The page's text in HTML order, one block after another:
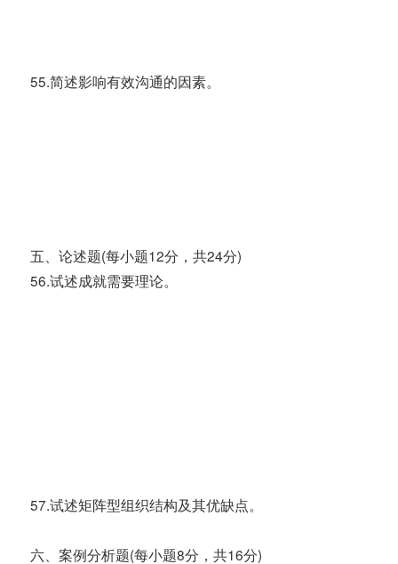
55.简述影响有效沟通的因素。
五、论述题(每小题12分，共24分)
56.试述成就需要理论。
57.试述矩阵型组织结构及其优缺点。
六、案例分析题(每小题8分，共16分)